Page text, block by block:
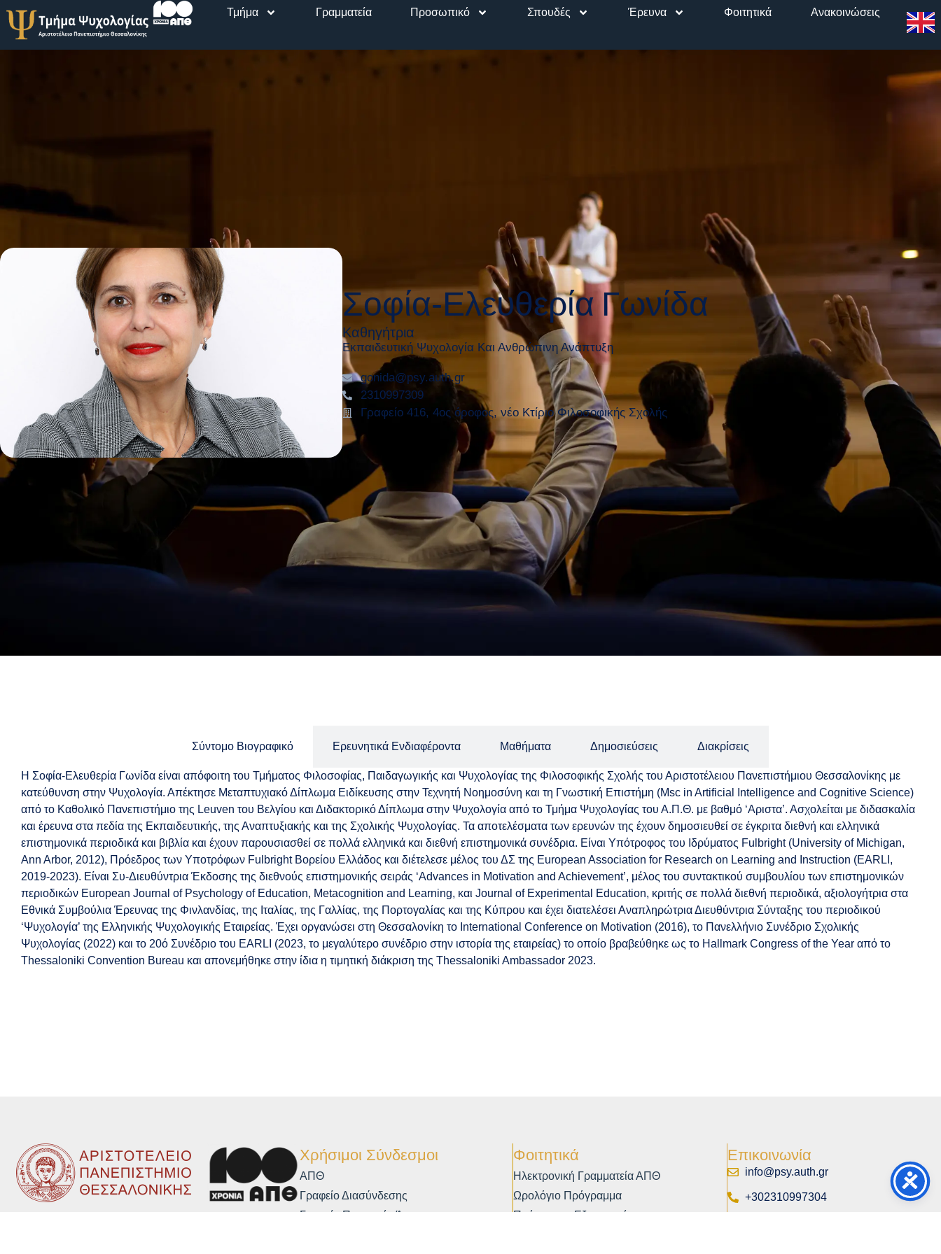
Τμήμα Γραμματεία Προσωπικό Σπουδές Έρευνα Φοιτητικά Ανακοινώσεις
Σοφία-Ελευθερία Γωνίδα
Καθηγήτρια
Εκπαιδευτική Ψυχολογία Και Ανθρώπινη Ανάπτυξη
gonida@psy.auth.gr
2310997309
Γραφείο 416, 4ος όροφος, νέο Κτίριο Φιλοσοφικής Σχολής
Σύντομο Βιογραφικό Ερευνητικά Ενδιαφέροντα Μαθήματα Δημοσιεύσεις Διακρίσεις
Η Σοφία-Ελευθερία Γωνίδα είναι απόφοιτη του Τμήματος Φιλοσοφίας, Παιδαγωγικής και Ψυχολογίας της Φιλοσοφικής Σχολής του Αριστοτέλειου Πανεπιστήμιου Θεσσαλονίκης με
κατεύθυνση στην Ψυχολογία. Απέκτησε Μεταπτυχιακό Δίπλωμα Ειδίκευσης στην Τεχνητή Νοημοσύνη και τη Γνωστική Επιστήμη (Msc in Artificial Intelligence and Cognitive Science)
από το Καθολικό Πανεπιστήμιο της Leuven του Βελγίου και Διδακτορικό Δίπλωμα στην Ψυχολογία από το Τμήμα Ψυχολογίας του Α.Π.Θ. με βαθμό ‘Αριστα’. Ασχολείται με διδασκαλία
και έρευνα στα πεδία της Εκπαιδευτικής, της Αναπτυξιακής και της Σχολικής Ψυχολογίας. Τα αποτελέσματα των ερευνών της έχουν δημοσιευθεί σε έγκριτα διεθνή και ελληνικά
επιστημονικά περιοδικά και βιβλία και έχουν παρουσιασθεί σε πολλά ελληνικά και διεθνή επιστημονικά συνέδρια. Είναι Υπότροφος του Ιδρύματος Fulbright (University of Michigan,
Ann Arbor, 2012), Πρόεδρος των Υποτρόφων Fulbright Βορείου Ελλάδος και διέτελεσε μέλος του ΔΣ της European Association for Research on Learning and Instruction (EARLI,
2019-2023). Είναι Συ-Διευθύντρια Έκδοσης της διεθνούς επιστημονικής σειράς ‘Advances in Motivation and Achievement’, μέλος του συντακτικού συμβουλίου των επιστημονικών
περιοδικών European Journal of Psychology of Education, Metacognition and Learning, και Journal of Experimental Education, κριτής σε πολλά διεθνή περιοδικά, αξιολογήτρια στα
Εθνικά Συμβούλια Έρευνας της Φινλανδίας, της Ιταλίας, της Γαλλίας, της Πορτογαλίας και της Κύπρου και έχει διατελέσει Αναπληρώτρια Διευθύντρια Σύνταξης του περιοδικού
‘Ψυχολογία’ της Ελληνικής Ψυχολογικής Εταιρείας. Έχει οργανώσει στη Θεσσαλονίκη το International Conference on Motivation (2016), το Πανελλήνιο Συνέδριο Σχολικής
Ψυχολογίας (2022) και το 20ό Συνέδριο τoυ EARLI (2023, το μεγαλύτερο συνέδριο στην ιστορία της εταιρείας) το οποίο βραβεύθηκε ως το Hallmark Congress of the Year από το
Thessaloniki Convention Bureau και απονεμήθηκε στην ίδια η τιμητική διάκριση της Thessaloniki Ambassador 2023.
Χρήσιμοι Σύνδεσμοι
ΑΠΘ
Γραφείο Διασύνδεσης
Γραφείο Πρακτικής Άσκησης
Φοιτητικά
Ηλεκτρονική Γραμματεία ΑΠΘ
Ωρολόγιο Πρόγραμμα
Πρόγραμμα Εξεταστικής
Επικοινωνία
info@psy.auth.gr
+302310997304